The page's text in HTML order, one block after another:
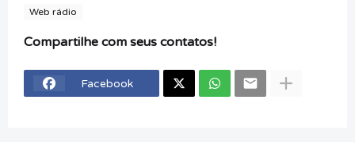
Web rádio
Compartilhe com seus contatos!
Facebook